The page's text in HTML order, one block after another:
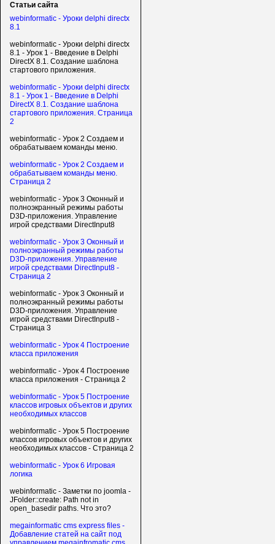
Статьи сайта
webinformatic - Уроки delphi directx
8.1
webinformatic - Уроки delphi directx
8.1 - Урок 1 - Введение в Delphi
DirectX 8.1. Создание шаблона
стартового приложения.
webinformatic - Уроки delphi directx
8.1 - Урок 1 - Введение в Delphi
DirectX 8.1. Создание шаблона
стартового приложения. Страница
2
webinformatic - Урок 2 Создаем и
обрабатываем команды меню.
webinformatic - Урок 2 Создаем и
обрабатываем команды меню.
Страница 2
webinformatic - Урок 3 Оконный и
полноэкранный режимы работы
D3D-приложения. Управление
игрой средствами DirectInput8
webinformatic - Урок 3 Оконный и
полноэкранный режимы работы
D3D-приложения. Управление
игрой средствами DirectInput8 -
Страница 2
webinformatic - Урок 3 Оконный и
полноэкранный режимы работы
D3D-приложения. Управление
игрой средствами DirectInput8 -
Страница 3
webinformatic - Урок 4 Построение
класса приложения
webinformatic - Урок 4 Построение
класса приложения - Страница 2
webinformatic - Урок 5 Построение
классов игровых объектов и других
необходимых классов
webinformatic - Урок 5 Построение
классов игровых объектов и других
необходимых классов - Страница 2
webinformatic - Урок 6 Игровая
логика
webinformatic - Заметки по joomla -
JFolder::create: Path not in
open_basedir paths. Что это?
megainformatic cms express files -
Добавление статей на сайт под